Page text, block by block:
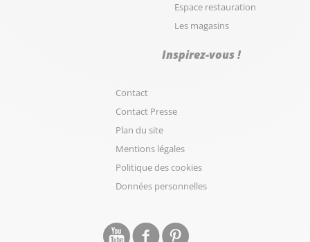
Espace restauration
Les magasins
Inspirez-vous !
Contact
Contact Presse
Plan du site
Mentions légales
Politique des cookies
Données personnelles